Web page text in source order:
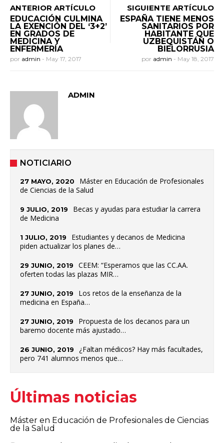
ANTERIOR ARTÍCULO
EDUCACIÓN CULMINA
LA EXENCIÓN DEL ‘3+2’
EN GRADOS DE
MEDICINA Y
ENFERMERÍA
por admin - May 17, 2017
SIGUIENTE ARTÍCULO
ESPAÑA TIENE MENOS
SANITARIOS POR
HABITANTE QUE
UZBEQUISTÁN O
BIELORRUSIA
por admin - May 18, 2017
ADMIN
NOTICIARIO
27 MAYO, 2020
Máster en Educación de Profesionales
de Ciencias de la Salud
9 JULIO, 2019
Becas y ayudas para estudiar la carrera
de Medicina
1 JULIO, 2019
Estudiantes y decanos de Medicina
piden actualizar los planes de…
29 JUNIO, 2019
CEEM: “Esperamos que las CC.AA.
oferten todas las plazas MIR…
27 JUNIO, 2019
Los retos de la enseñanza de la
medicina en España…
27 JUNIO, 2019
Propuesta de los decanos para un
baremo docente más ajustado…
26 JUNIO, 2019
¿Faltan médicos? Hay más facultades,
pero 741 alumnos menos que…
Últimas noticias
Máster en Educación de Profesionales de Ciencias
de la Salud